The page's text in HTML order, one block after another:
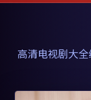
高清电视剧大全